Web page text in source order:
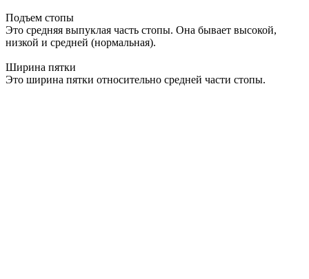
Подъем стопы
Это средняя выпуклая часть стопы. Она бывает высокой,
низкой и средней (нормальная).
Ширина пятки
Это ширина пятки относительно средней части стопы.